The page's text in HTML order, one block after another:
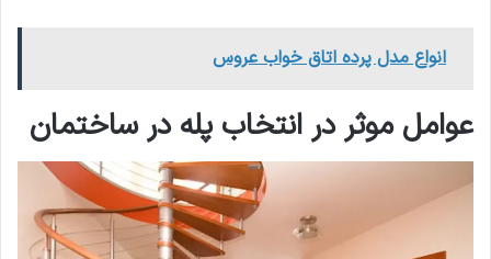
انواع مدل پرده اتاق خواب عروس
عوامل موثر در انتخابپله در ساختمان